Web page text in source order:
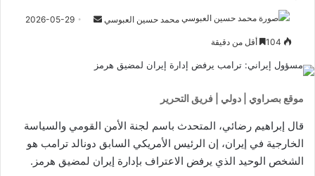
محمد حسين العبوسي
أرسل 2026-05-29
أقل من دقيقة
موقع بصراوي | دولي | فريق التحرير
قال إبراهيم رضائي، المتحدث باسم لجنة الأمن القومي والسياسة
الخارجية في إيران، إن الرئيس الأمريكي السابق دونالد ترامب هو
الشخص الوحيد الذي يرفض الاعتراف بإدارة إيران لمضيق هرمز.